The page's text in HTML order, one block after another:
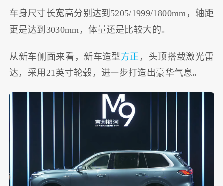
车身尺寸长宽高分别达到5205/1999/1800mm，轴距
更是达到3030mm，体量还是比较大的。
从新车侧面来看，新车造型方正 ，头顶搭载激光雷
达，采用21英寸轮毂，进一步打造出豪华气息。